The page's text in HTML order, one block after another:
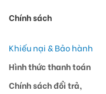
Chính sách
Khiếu nại & Bảo hành
Hình thức thanh toán
Chính sách đổi trả,